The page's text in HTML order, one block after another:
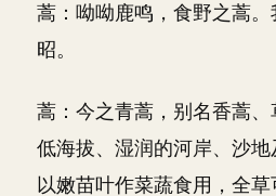
蒿：呦呦鹿鸣，食野之蒿
昭。
蒿：今之青蒿，别名香蒿
低海拔、湿润的河岸、沙
以嫩苗叶作菜蔬食用，全